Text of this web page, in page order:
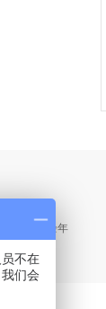
税服务11余年
不在
们会